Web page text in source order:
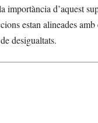
d’aquest
estan alineades
desigualtats.